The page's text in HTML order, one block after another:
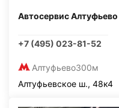
Автосервис Алтуфьево
+7 (495) 023-81-52
Алтуфьево300м
Алтуфьевское ш., 48к4